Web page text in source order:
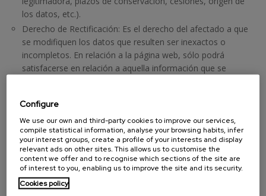
los datos, etc.).
Derecho de Rectificación: Es el derecho del afectado a que
se modifiquen los datos que resulten ser inexactos o
incompletos. En relación a la página web, sólo podrá
satisfacerse en relación a aquella información que se
contenidos web donde consten datos de carácter personal
del usuario.
Derecho a la Limitación de tratamiento: Es el derecho a que
se limiten los fines del tratamiento previstos de forma
original por el responsable del tratamiento en determinados
supuestos.
Derecho de Supresión: Es el derecho a suprimir los datos de
Configure
We use our own and third-party cookies to improve our services,
compile statistical information, analyse your browsing habits, infer
your interest groups, create a profile of your interests and display
relevant ads on other sites. This allows us to customise the
content we offer and to recognise which sections of the site are
of interest to you, enabling us to improve the site and its security.
Cookies policy